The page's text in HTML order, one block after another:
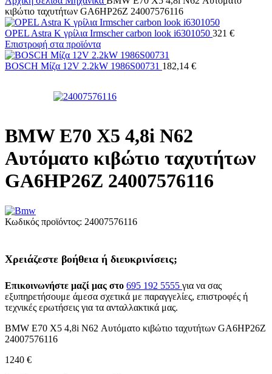
κιβώτιο ταχυτήτων GA6HP26Z 24007576116
OPEL Astra K γρίλια Irmscher carbon look i6301050 321 €
Επιστροφή στα προϊόντα
BOSCH Μίζα 12V 2.2kW 1986S00731 182,14 €
BMW E70 X5 4,8i N62
Αυτόματο κιβώτιο ταχυτήτων
GA6HP26Z 24007576116
Κωδικός προϊόντος: 24007576116
Χρειάζεστε βοήθεια ή διευκρινίσεις;
Επικοινωνήστε μαζί μας στο 695 192 5555 για να σας
εξυπηρετήσουμε άμεσα σχετικά με παραγγελίες, επιστροφές ή
τεχνικές ερωτήσεις για τα ανταλλακτικά μας.
BMW E70 X5 4,8i N62 Αυτόματο κιβώτιο ταχυτήτων GA6HP26Z
24007576116
1240 €